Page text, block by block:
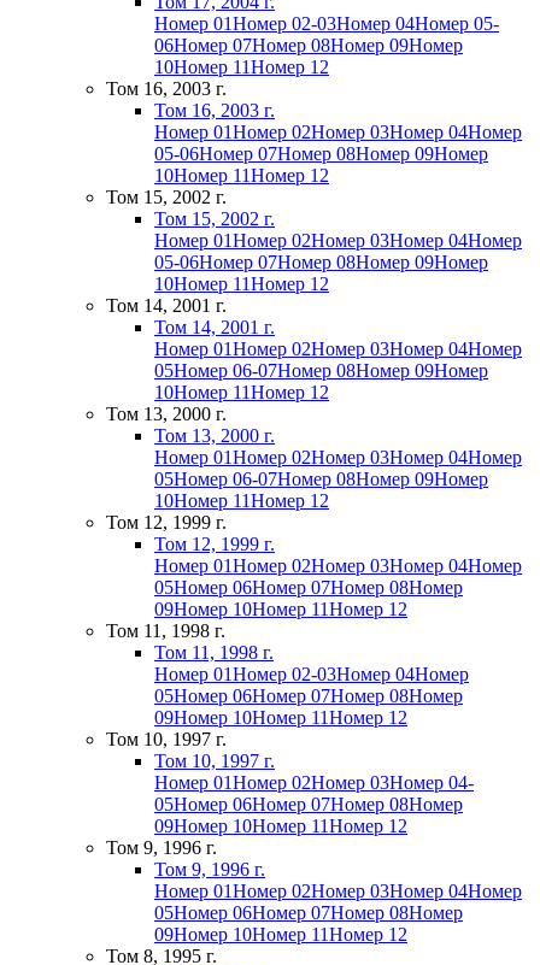
Номер 01Номер 02-03Номер 04Номер 05-
06Номер 07Номер 08Номер 09Номер
10Номер 11Номер 12
Том 16, 2003 г.
Том 16, 2003 г.
Номер 01Номер 02Номер 03Номер 04Номер
05-06Номер 07Номер 08Номер 09Номер
10Номер 11Номер 12
Том 15, 2002 г.
Том 15, 2002 г.
Номер 01Номер 02Номер 03Номер 04Номер
05-06Номер 07Номер 08Номер 09Номер
10Номер 11Номер 12
Том 14, 2001 г.
Том 14, 2001 г.
Номер 01Номер 02Номер 03Номер 04Номер
05Номер 06-07Номер 08Номер 09Номер
10Номер 11Номер 12
Том 13, 2000 г.
Том 13, 2000 г.
Номер 01Номер 02Номер 03Номер 04Номер
05Номер 06-07Номер 08Номер 09Номер
10Номер 11Номер 12
Том 12, 1999 г.
Том 12, 1999 г.
Номер 01Номер 02Номер 03Номер 04Номер
05Номер 06Номер 07Номер 08Номер
09Номер 10Номер 11Номер 12
Том 11, 1998 г.
Том 11, 1998 г.
Номер 01Номер 02-03Номер 04Номер
05Номер 06Номер 07Номер 08Номер
09Номер 10Номер 11Номер 12
Том 10, 1997 г.
Том 10, 1997 г.
Номер 01Номер 02Номер 03Номер 04-
05Номер 06Номер 07Номер 08Номер
09Номер 10Номер 11Номер 12
Том 9, 1996 г.
Том 9, 1996 г.
Номер 01Номер 02Номер 03Номер 04Номер
05Номер 06Номер 07Номер 08Номер
09Номер 10Номер 11Номер 12
Том 8, 1995 г.